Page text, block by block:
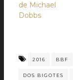
de Michael
Dobbs
2016 BBF
DOS BIGOTES